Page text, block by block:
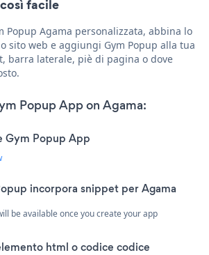
facile
Popup Agama personalizzata, abbina lo
sito web e aggiungi Gym Popup alla tua
barra laterale, piè di pagina o dove
Popup App on Agama:
Gym Popup App
incorpora snippet per Agama
be available once you create your app
html o codice codice